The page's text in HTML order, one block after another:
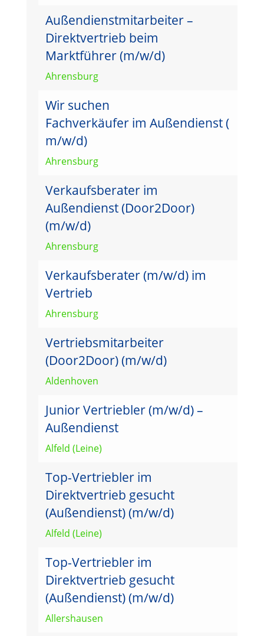
Außendienstmitarbeiter –
Direktvertrieb beim
Marktführer (m/w/d)
Ahrensburg
Wir suchen
Fachverkäufer im Außendienst (
m/w/d)
Ahrensburg
Verkaufsberater im
Außendienst (Door2Door)
(m/w/d)
Ahrensburg
Verkaufsberater (m/w/d) im
Vertrieb
Ahrensburg
Vertriebsmitarbeiter
(Door2Door) (m/w/d)
Aldenhoven
Junior Vertriebler (m/w/d) –
Außendienst
Alfeld (Leine)
Top-Vertriebler im
Direktvertrieb gesucht
(Außendienst) (m/w/d)
Alfeld (Leine)
Top-Vertriebler im
Direktvertrieb gesucht
(Außendienst) (m/w/d)
Allershausen